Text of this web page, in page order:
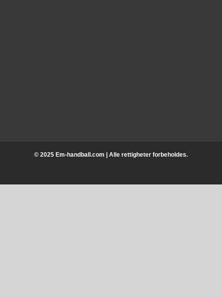
© 2025 Em-handball.com | Alle rettigheter forbeholdes.